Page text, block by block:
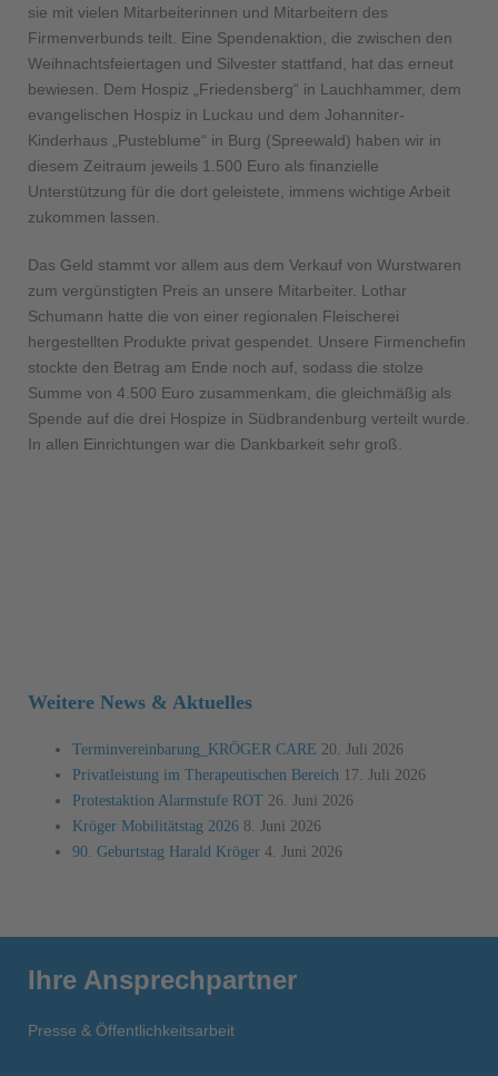
sie mit vielen Mitarbeiterinnen und Mitarbeitern des
Firmenverbunds teilt. Eine Spendenaktion, die zwischen den
Weihnachtsfeiertagen und Silvester stattfand, hat das erneut
bewiesen. Dem Hospiz „Friedensberg“ in Lauchhammer, dem
evangelischen Hospiz in Luckau und dem Johanniter-
Kinderhaus „Pusteblume“ in Burg (Spreewald) haben wir in
diesem Zeitraum jeweils 1.500 Euro als finanzielle
Unterstützung für die dort geleistete, immens wichtige Arbeit
zukommen lassen.
Das Geld stammt vor allem aus dem Verkauf von Wurstwaren
zum vergünstigten Preis an unsere Mitarbeiter. Lothar
Schumann hatte die von einer regionalen Fleischerei
hergestellten Produkte privat gespendet. Unsere Firmenchefin
stockte den Betrag am Ende noch auf, sodass die stolze
Summe von 4.500 Euro zusammenkam, die gleichmäßig als
Spende auf die drei Hospize in Südbrandenburg verteilt wurde.
In allen Einrichtungen war die Dankbarkeit sehr groß.
Weitere News & Aktuelles
Terminvereinbarung_KRÖGER CARE 20. Juli 2026
Privatleistung im Therapeutischen Bereich 17. Juli 2026
Protestaktion Alarmstufe ROT 26. Juni 2026
Kröger Mobilitätstag 2026 8. Juni 2026
90. Geburtstag Harald Kröger 4. Juni 2026
Ihre Ansprechpartner
Presse & Öffentlichkeitsarbeit